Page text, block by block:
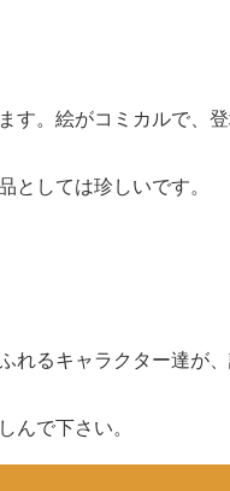
す。絵がコミカルで、
としては珍しいです。
れるキャラクター達が
んで下さい。